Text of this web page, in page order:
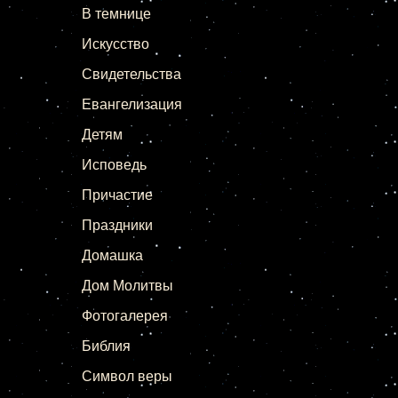
В темнице
Искусство
Свидетельства
Евангелизация
Детям
Исповедь
Причастие
Праздники
Домашка
Дом Молитвы
Фотогалерея
Библия
Символ веры